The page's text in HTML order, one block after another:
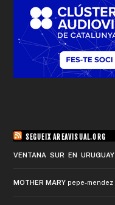
SEGUEIX AREAVISUAL.ORG
VENTANA SUR EN URUGUAY
MOTHER MARY pepe-mendez